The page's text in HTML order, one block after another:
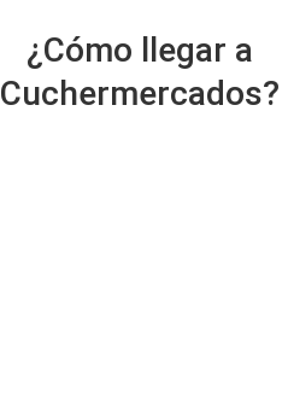
¿Cómo llegar a
Cuchermercados?